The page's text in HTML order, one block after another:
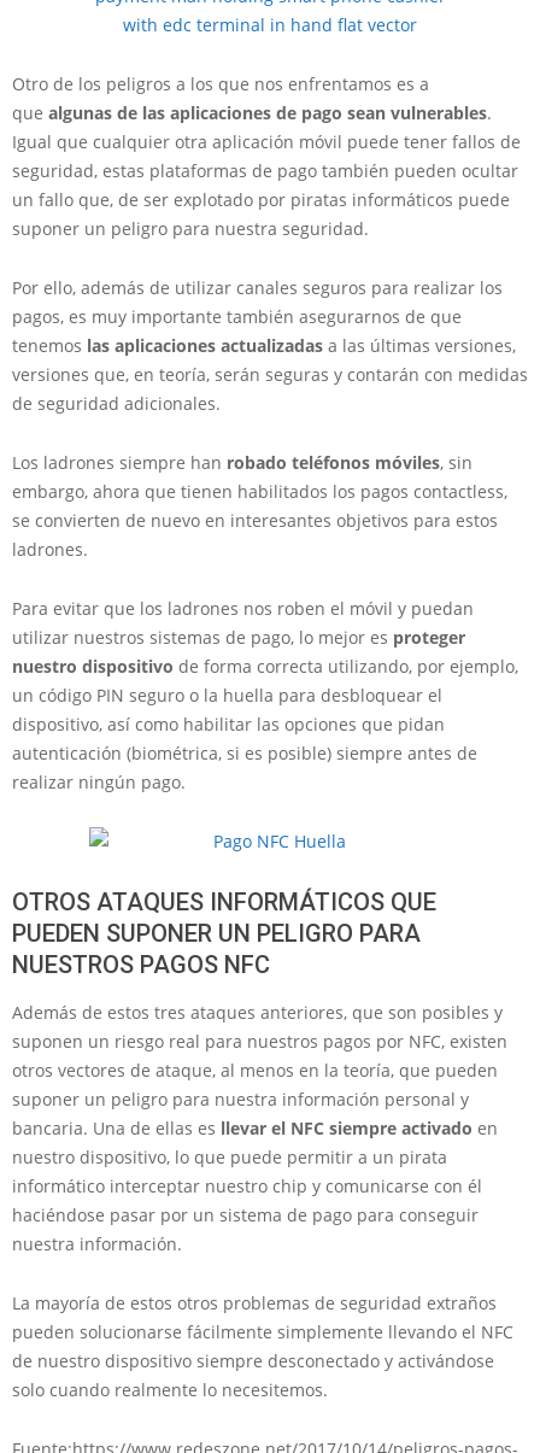
Otro de los peligros a los que nos enfrentamos es a
que algunas de las aplicaciones de pago sean vulnerables.
Igual que cualquier otra aplicación móvil puede tener fallos de
seguridad, estas plataformas de pago también pueden ocultar
un fallo que, de ser explotado por piratas informáticos puede
suponer un peligro para nuestra seguridad.
Por ello, además de utilizar canales seguros para realizar los
pagos, es muy importante también asegurarnos de que
tenemos las aplicaciones actualizadas a las últimas versiones,
versiones que, en teoría, serán seguras y contarán con medidas
de seguridad adicionales.
Los ladrones siempre han robado teléfonos móviles, sin
embargo, ahora que tienen habilitados los pagos contactless,
se convierten de nuevo en interesantes objetivos para estos
ladrones.
Para evitar que los ladrones nos roben el móvil y puedan
utilizar nuestros sistemas de pago, lo mejor es proteger
nuestro dispositivo de forma correcta utilizando, por ejemplo,
un código PIN seguro o la huella para desbloquear el
dispositivo, así como habilitar las opciones que pidan
autenticación (biométrica, si es posible) siempre antes de
realizar ningún pago.
OTROS ATAQUES INFORMÁTICOS QUE
PUEDEN SUPONER UN PELIGRO PARA
NUESTROS PAGOS NFC
Además de estos tres ataques anteriores, que son posibles y
suponen un riesgo real para nuestros pagos por NFC, existen
otros vectores de ataque, al menos en la teoría, que pueden
suponer un peligro para nuestra información personal y
bancaria. Una de ellas es llevar el NFC siempre activado en
nuestro dispositivo, lo que puede permitir a un pirata
informático interceptar nuestro chip y comunicarse con él
haciéndose pasar por un sistema de pago para conseguir
nuestra información.
La mayoría de estos otros problemas de seguridad extraños
pueden solucionarse fácilmente simplemente llevando el NFC
de nuestro dispositivo siempre desconectado y activándose
solo cuando realmente lo necesitemos.